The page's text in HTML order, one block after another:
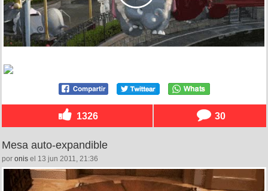
1326 30
Mesa auto-expandible
por onis el 13 jun 2011, 21:36